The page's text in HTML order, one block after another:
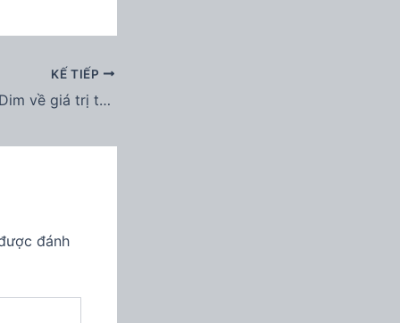
KẾ TIẾP
D= : Reset giá trị Dim về giá trị thực
đánh